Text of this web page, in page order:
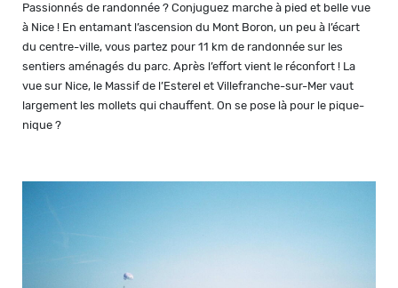
Passionnés de randonnée ? Conjuguez marche à pied et belle vue
à Nice ! En entamant l’ascension du Mont Boron, un peu à l’écart
du centre-ville, vous partez pour 11 km de randonnée sur les
sentiers aménagés du parc. Après l’effort vient le réconfort ! La
vue sur Nice, le Massif de l’Esterel et Villefranche-sur-Mer vaut
largement les mollets qui chauffent. On se pose là pour le pique-
nique ?